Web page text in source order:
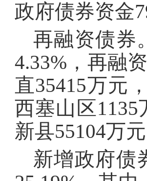
政府债券资金
再融资债券
4.33%，再融
直35415万元
西塞山区1135
新县55104万元
新增政府债